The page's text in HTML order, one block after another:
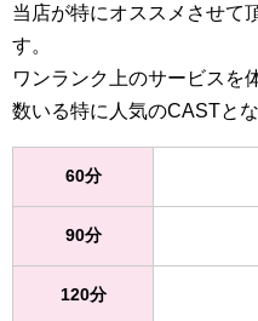
当店が特にオススメさせて
す。
ワンランク上のサービスを
数いる特に人気のCASTとな
60分
90分
120分